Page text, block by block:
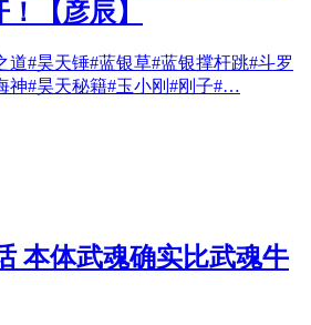
【彦辰】
道#昊天锤#蓝银草#蓝银撑杆跳#斗罗
神#昊天秘籍#玉小刚#刚子#…
本体武魂确实比武魂牛